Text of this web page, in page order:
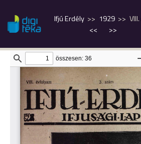
Ifjú Erdély 1929
<<
>>